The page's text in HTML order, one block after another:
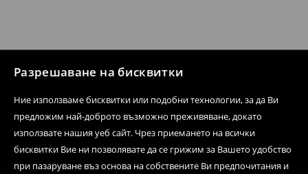
Разрешаване на бисквитки
Ние използваме бисквитки или подобни технологии, за да Ви
предложим най-доброто възможно преживяване, докато
използвате нашия уеб сайт. Чрез приемането на всички
бисквитки Вие ни позволявате да се грижим за Вашето удобство
при пазаруване въз основа на собствените Ви предпочитания и